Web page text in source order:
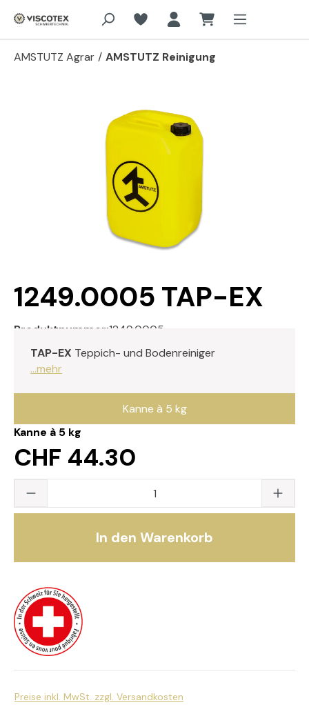
Zum Hauptinhalt springen
AMSTUTZ Agrar / AMSTUTZ Reinigung
Bildergalerie überspringen
1249.0005 TAP-EX
Produktnummer:1249.0005
TAP-EX Teppich- und Bodenreiniger
...mehr
Kanne à 5 kg
CHF 44.30
Kanne à 5 kg
Produkt Anzahl: Gib den gewünschten
In den Warenkorb
Preise inkl. MwSt. zzgl. Versandkosten